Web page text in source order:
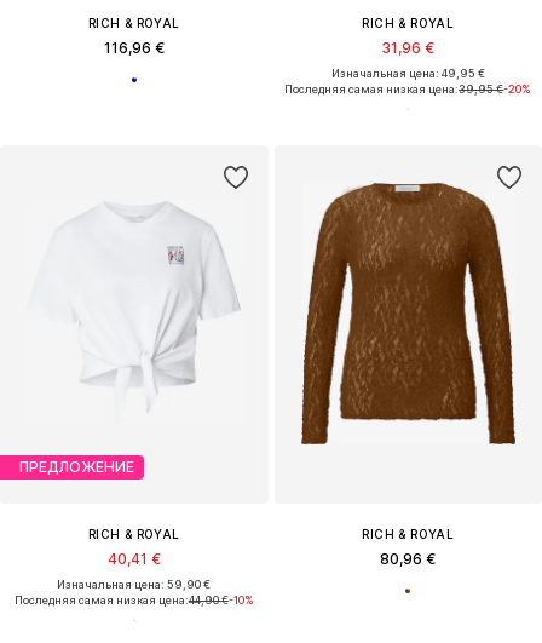
RICH & ROYAL
116,96 €
RICH & ROYAL
31,96 €
Изначальная цена: 49,95 €
Последняя самая низкая цена:39,95 €-20%
ПРЕДЛОЖЕНИЕ
RICH & ROYAL
40,41 €
Изначальная цена: 59,90 €
Последняя самая низкая цена:44,90 €-10%
RICH & ROYAL
80,96 €